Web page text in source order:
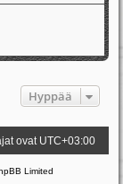
Hyppää
ovat UTC+03:00
Limited